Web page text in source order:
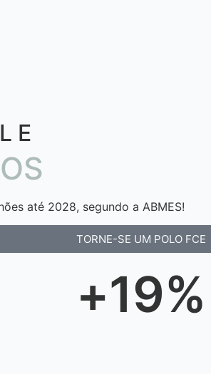
E
até 2028, segundo a ABMES!
TORNE-SE UM POLO FCE
+19%